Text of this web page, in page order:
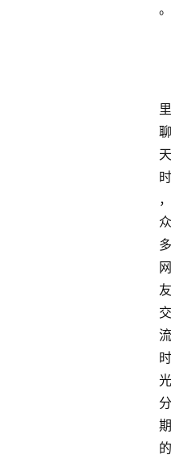
。
里
聊
天
时
，
众
多
网
友
交
流
时
光
分
期
的